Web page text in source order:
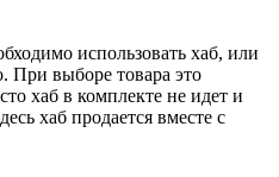
использовать хаб, или
При выборе товара это
хаб в комплекте не идет и
хаб продается вместе с